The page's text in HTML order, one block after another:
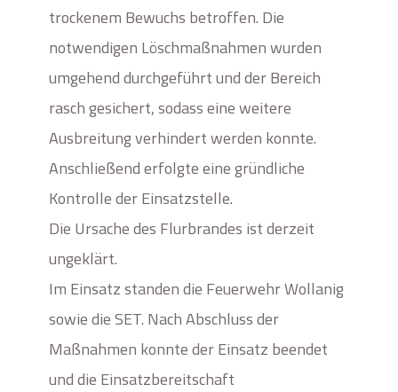
trockenem Bewuchs betroffen. Die
notwendigen Löschmaßnahmen wurden
umgehend durchgeführt und der Bereich
rasch gesichert, sodass eine weitere
Ausbreitung verhindert werden konnte.
Anschließend erfolgte eine gründliche
Kontrolle der Einsatzstelle.
Die Ursache des Flurbrandes ist derzeit
ungeklärt.
Im Einsatz standen die Feuerwehr Wollanig
sowie die SET. Nach Abschluss der
Maßnahmen konnte der Einsatz beendet
und die Einsatzbereitschaft